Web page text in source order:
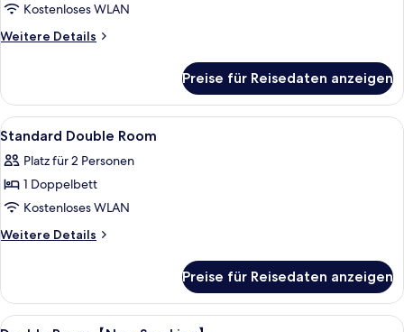
Twin
Room
Kostenloses WLAN
Weitere Details
Weitere
Twin
Room
Preise für Reisedaten anzeigen
Alle
Fotos
für
Standard
Double
Room
Ein Hotelzimmer mit Bett,
1
Standard Double Room
Platz für 2 Personen
1 Doppelbett
Kostenloses WLAN
Weitere Details
Weitere
Double
Room
Preise für Reisedaten anzeigen
Alle
Schreibtisch, laptopgeeigneter